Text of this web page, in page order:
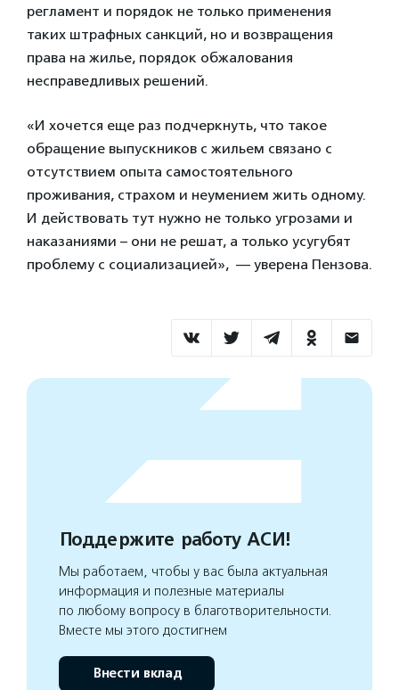
регламент и порядок не только применения
таких штрафных санкций, но и возвращения
права на жилье, порядок обжалования
несправедливых решений.
«И хочется еще раз подчеркнуть, что такое
обращение выпускников с жильем связано с
отсутствием опыта самостоятельного
проживания, страхом и неумением жить одному.
И действовать тут нужно не только угрозами и
наказаниями – они не решат, а только усугубят
проблему с социализацией», — уверена Пензова.
Поддержите работу АСИ!
Мы работаем, чтобы у вас была актуальная
информация и полезные материалы
по любому вопросу в благотворительности.
Вместе мы этого достигнем
Внести вклад